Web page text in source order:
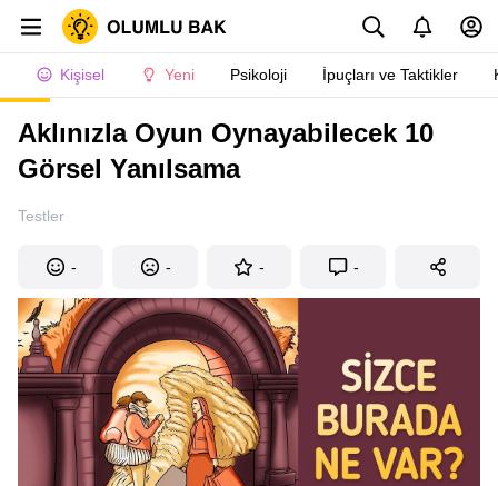
Kişisel Yeni Psikoloji İpuçları ve Taktikler
Aklınızla Oyun Oynayabilecek 10
Görsel Yanılsama
Testler
- - - -